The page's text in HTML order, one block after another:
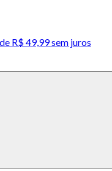
R$ 49,99sem juros